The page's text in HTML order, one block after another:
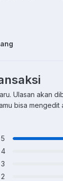
Ulasan akan
bisa mengedit
5
4
3
2